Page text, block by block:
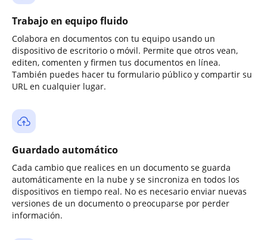
Trabajo en equipo fluido
Colabora en documentos con tu equipo usando un
dispositivo de escritorio o móvil. Permite que otros vean,
editen, comenten y firmen tus documentos en línea.
También puedes hacer tu formulario público y compartir su
URL en cualquier lugar.
Guardado automático
Cada cambio que realices en un documento se guarda
automáticamente en la nube y se sincroniza en todos los
dispositivos en tiempo real. No es necesario enviar nuevas
versiones de un documento o preocuparse por perder
información.